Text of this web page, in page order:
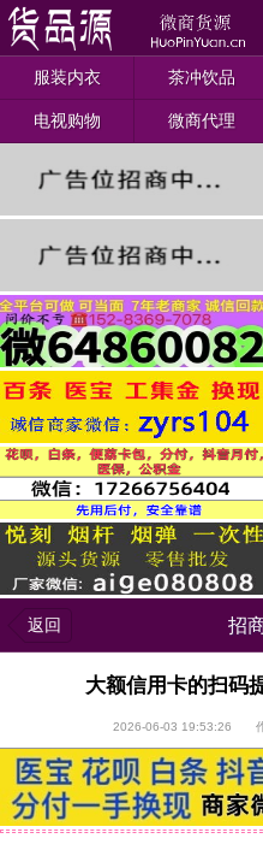
服装内衣 茶冲饮品
电视购物 微商代理
返回 招
大额信用卡的扫码
2026-06-03 19:53:26